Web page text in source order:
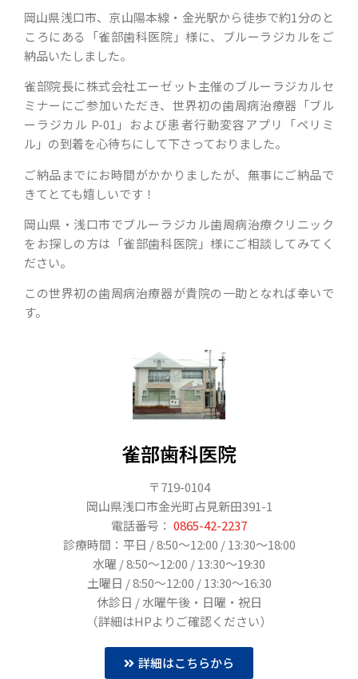
岡山県浅口市、京山陽本線・金光駅から徒歩で約1分のと
ころにある「雀部歯科医院」様に、ブルーラジカルをご
納品いたしました。
雀部院長に株式会社エーゼット主催のブルーラジカルセ
ミナーにご参加いただき、世界初の歯周病治療器「ブル
ーラジカル P-01」および患者行動変容アプリ「ペリミ
ル」の到着を心待ちにして下さっておりました。
ご納品までにお時間がかかりましたが、無事にご納品で
きてとても嬉しいです！
岡山県・浅口市でブルーラジカル歯周病治療クリニック
をお探しの方は「雀部歯科医院」様にご相談してみてく
ださい。
この世界初の歯周病治療器が貴院の一助となれば幸いで
す。
雀部歯科医院
〒719-0104
岡山県浅口市金光町占見新田391-1
電話番号： 0865-42-2237
診療時間：平日 / 8:50〜12:00 / 13:30～18:00
水曜 / 8:50〜12:00 / 13:30～19:30
土曜日 / 8:50〜12:00 / 13:30～16:30
休診日 / 水曜午後・日曜・祝日
（詳細はHPよりご確認ください）
詳細はこちらから